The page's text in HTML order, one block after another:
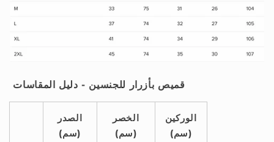
قميص بأزرار للجنسين - دليل المقاسات
الصدر
(سم)
الخصر
(سم)
الوركين
(سم)